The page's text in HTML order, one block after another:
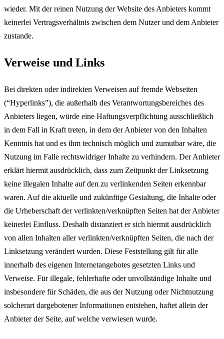
wieder. Mit der reinen Nutzung der Website des Anbieters kommt
keinerlei Vertragsverhältnis zwischen dem Nutzer und dem Anbieter
zustande.
Verweise und Links
Bei direkten oder indirekten Verweisen auf fremde Webseiten
(“Hyperlinks”), die außerhalb des Verantwortungsbereiches des
Anbieters liegen, würde eine Haftungsverpflichtung ausschließlich
in dem Fall in Kraft treten, in dem der Anbieter von den Inhalten
Kenntnis hat und es ihm technisch möglich und zumutbar wäre, die
Nutzung im Falle rechtswidriger Inhalte zu verhindern. Der Anbieter
erklärt hiermit ausdrücklich, dass zum Zeitpunkt der Linksetzung
keine illegalen Inhalte auf den zu verlinkenden Seiten erkennbar
waren. Auf die aktuelle und zukünftige Gestaltung, die Inhalte oder
die Urheberschaft der verlinkten/verknüpften Seiten hat der Anbieter
keinerlei Einfluss. Deshalb distanziert er sich hiermit ausdrücklich
von allen Inhalten aller verlinkten/verknüpften Seiten, die nach der
Linksetzung verändert wurden. Diese Feststellung gilt für alle
innerhalb des eigenen Internetangebotes gesetzten Links und
Verweise. Für illegale, fehlerhafte oder unvollständige Inhalte und
insbesondere für Schäden, die aus der Nutzung oder Nichtnutzung
solcherart dargebotener Informationen entstehen, haftet allein der
Anbieter der Seite, auf welche verwiesen wurde.